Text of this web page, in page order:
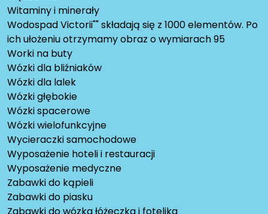
Witaminy i minerały
Wodospad Victorii"" składają się z 1000 elementów. Po
ich ułożeniu otrzymamy obraz o wymiarach 95
Worki na buty
Wózki dla bliźniaków
Wózki dla lalek
Wózki głębokie
Wózki spacerowe
Wózki wielofunkcyjne
Wycieraczki samochodowe
Wyposażenie hoteli i restauracji
Wyposażenie medyczne
Zabawki do kąpieli
Zabawki do piasku